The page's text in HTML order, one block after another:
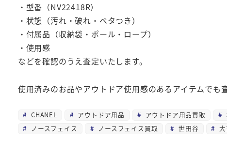
・型番（NV22418R）
・状態（汚れ・破れ・ベタつき）
・付属品（収納袋・ポール・ロープ）
・使用感
などを確認のうえ査定いたします。
使用済みのお品やアウトドア使用感のあるアイテムでも
CHANEL アウトドア用品 アウトドア用品買取
ノースフェイス
ノースフェイス買取 世田谷